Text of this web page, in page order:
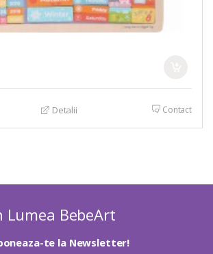
Detalii Contact
Lumea BebeArt
te la Newsletter!